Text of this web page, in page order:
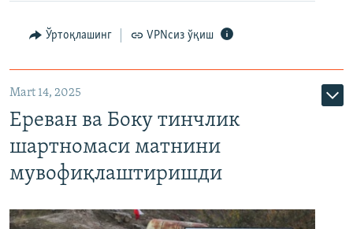
Ўртоқлашинг VPNсиз ўқиш
Mart 14, 2025
Ереван ва Боку тинчлик
шартномаси матнини
мувофиқлаштиришди